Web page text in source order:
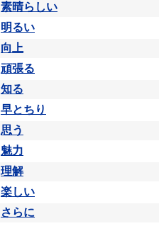
素晴らしい
明るい
向上
頑張る
知る
早とちり
思う
魅力
理解
楽しい
さらに